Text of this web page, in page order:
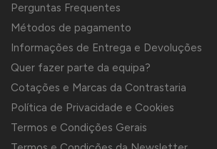
Perguntas Frequentes
Métodos de pagamento
Informações de Entrega e Devoluções
Quer fazer parte da equipa?
Cotações e Marcas da Contrastaria
Política de Privacidade e Cookies
Termos e Condições Gerais